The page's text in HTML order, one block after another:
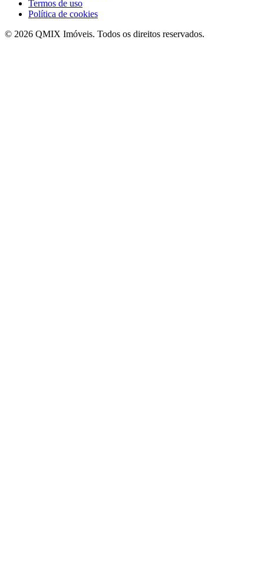
Termos de uso
Política de cookies
© 2026 QMIX Imóveis. Todos os direitos reservados.